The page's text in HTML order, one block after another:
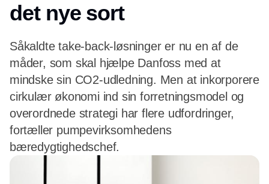
det nye sort
Såkaldte take-back-løsninger er nu en af de
måder, som skal hjælpe Danfoss med at
mindske sin CO2-udledning. Men at inkorporere
cirkulær økonomi ind sin forretningsmodel og
overordnede strategi har flere udfordringer,
fortæller pumpevirksomhedens
bæredygtighedschef.